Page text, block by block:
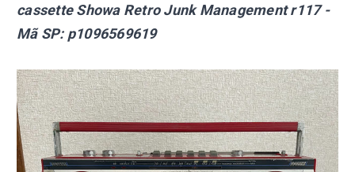
cassette Showa Retro Junk Management r117-
Mã SP: p1096569619